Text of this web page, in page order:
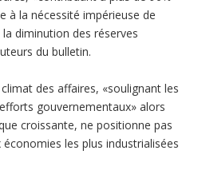
à la nécessité impérieuse de
diminution des réserves
du bulletin.
des affaires, «soulignant les
gouvernementaux» alors
croissante, ne positionne pas
économies les plus industrialisées